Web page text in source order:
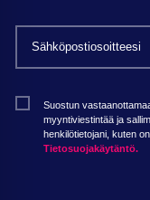
Suostun
myyntiviestintää ja
henkilötietojani, kuten
Tietosuojakäytäntö.